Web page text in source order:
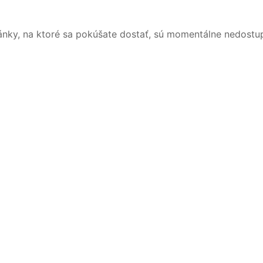
na ktoré sa pokúšate dostať, sú momentálne